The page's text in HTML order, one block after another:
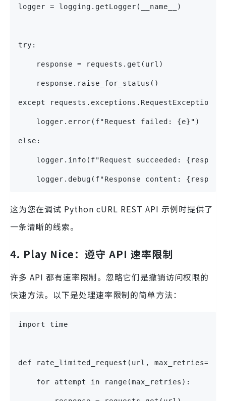
logger = logging.getLogger(__name__)
try:
    response = requests.get(url)
    response.raise_for_status()
except requests.exceptions.RequestException
    logger.error(f"Request failed: {e}")
else:
logger.info(f"Request succeeded:
logger.debug(f"Response content:
这为您在调试 Python cURL REST API 示例时提供了
一条清晰的线索。
4. Play Nice：遵守 API 速率限制
许多 API 都有速率限制。忽略它们是撤销访问权限的
快速方法。以下是处理速率限制的简单方法：
import time
def rate_limited_request(url, max_retries=3,
    for attempt in range(max_retries):